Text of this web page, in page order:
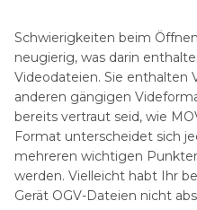
Schwierigkeiten beim
neugierig, was darin
Videodateien. Sie enthalten
anderen gängigen
bereits vertraut seid, wie
Format unterscheidet sich
mehreren wichtigen
werden. Vielleicht habt Ihr
Gerät OGV-Dateien nicht